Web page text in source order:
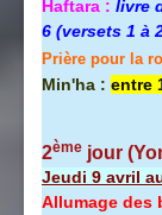
Haftara : livre
6 (versets 1 à
Prière pour la
Min'ha : entre
2ème jour
Jeudi 9 avril
Allumage des